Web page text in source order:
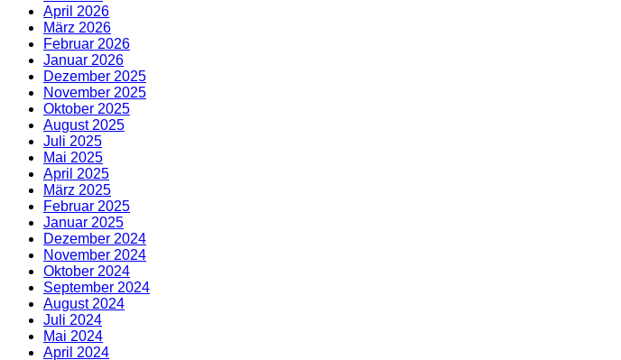
April 2026
März 2026
Februar 2026
Januar 2026
Dezember 2025
November 2025
Oktober 2025
August 2025
Juli 2025
Mai 2025
April 2025
März 2025
Februar 2025
Januar 2025
Dezember 2024
November 2024
Oktober 2024
September 2024
August 2024
Juli 2024
Mai 2024
April 2024